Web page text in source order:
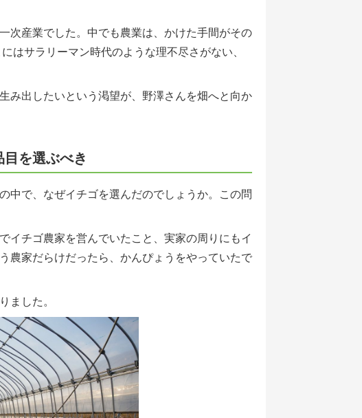
次産業でした。中でも農業は、かけた手間がその
はサラリーマン時代のような理不尽さがない、
み出したいという渇望が、野澤さんを畑へと向か
を選ぶべき
中で、なぜイチゴを選んだのでしょうか。この問
イチゴ農家を営んでいたこと、実家の周りにもイ
農家だらけだったら、かんぴょうをやっていたで
ました。